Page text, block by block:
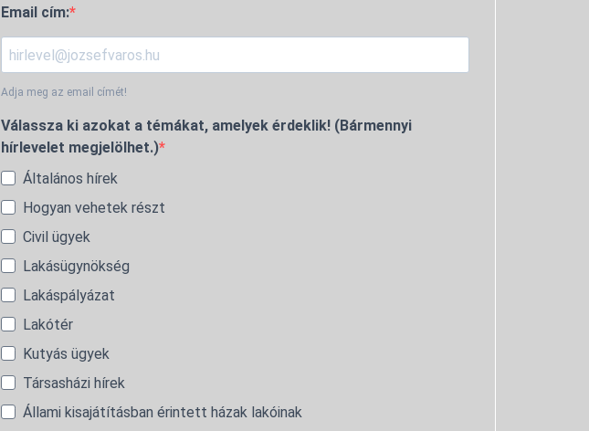
Email cím:
Adja meg az email címét!
Válassza ki azokat a témákat, amelyek érdeklik! (Bármennyi
hírlevelet megjelölhet.)
Általános hírek
Hogyan vehetek részt
Civil ügyek
Lakásügynökség
Lakáspályázat
Lakótér
Kutyás ügyek
Társasházi hírek
Állami kisajátításban érintett házak lakóinak